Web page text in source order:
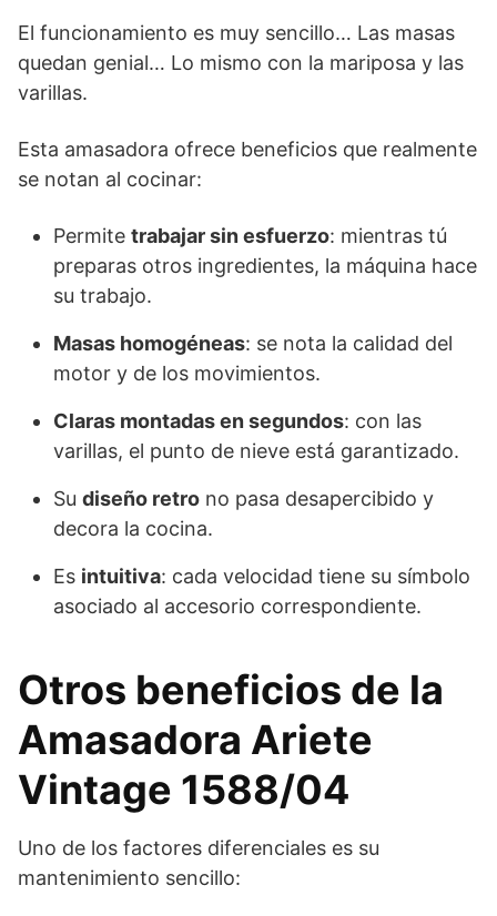
El funcionamiento es muy sencillo… Las masas
quedan genial… Lo mismo con la mariposa y las
varillas.
Esta amasadora ofrece beneficios que realmente
se notan al cocinar:
Permite trabajar sin esfuerzo: mientras tú
preparas otros ingredientes, la máquina hace
su trabajo.
Masas homogéneas: se nota la calidad del
motor y de los movimientos.
Claras montadas en segundos: con las
varillas, el punto de nieve está garantizado.
Su diseño retro no pasa desapercibido y
decora la cocina.
Es intuitiva: cada velocidad tiene su símbolo
asociado al accesorio correspondiente.
Otros beneficios de la
Amasadora Ariete
Vintage 1588/04
Uno de los factores diferenciales es su
mantenimiento sencillo: